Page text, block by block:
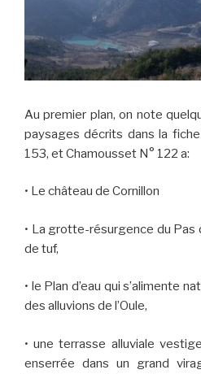
Au premier plan, on note
paysages décrits dans la
153, et Chamousset N° 122 a:
• Le château de Cornillon
• La grotte-résurgence du Pas
de tuf,
• le Plan d’eau qui s’alimente
des alluvions de l’Oule,
• une terrasse alluviale
enserrée dans un grand